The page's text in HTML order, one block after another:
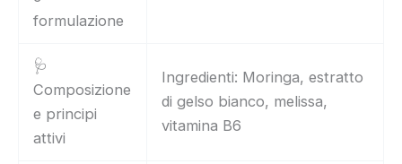
formulazione
🩺
Composizione
e principi
attivi
Ingredienti: Moringa, estratto
di gelso bianco, melissa,
vitamina B6